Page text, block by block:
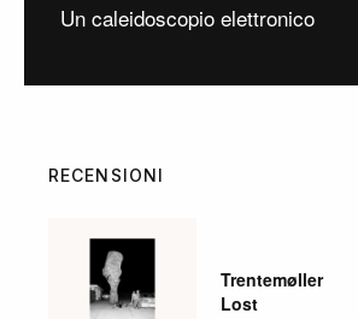
Un caleidoscopio elettronico
RECENSIONI
Trentemøller
Lost